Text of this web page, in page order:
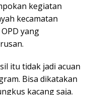
kegiatan
kecamatan
yang
itu tidak jadi acuan
Bisa dikatakan
kacang saja.